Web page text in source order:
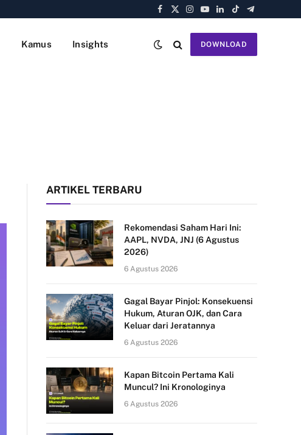
Facebook
X
Instagram
YouTube
LinkedIn
TikTokTelegram
Kamus Insights DOWNLOAD
ARTIKEL TERBARU
Rekomendasi Saham Hari Ini:
AAPL, NVDA, JNJ (6 Agustus
2026)
6 Agustus 2026
Gagal Bayar Pinjol: Konsekuensi
Hukum, Aturan OJK, dan Cara
Keluar dari Jeratannya
6 Agustus 2026
Kapan Bitcoin Pertama Kali
Muncul? Ini Kronologinya
6 Agustus 2026